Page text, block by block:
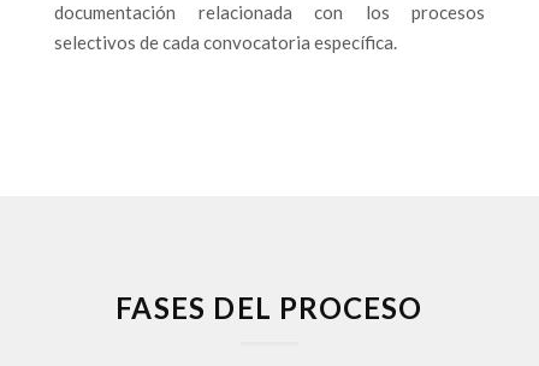
documentación relacionada con los procesos
selectivos de cada convocatoria específica.
FASES DEL PROCESO